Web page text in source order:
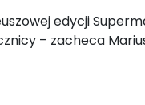
edycji
– zacheca